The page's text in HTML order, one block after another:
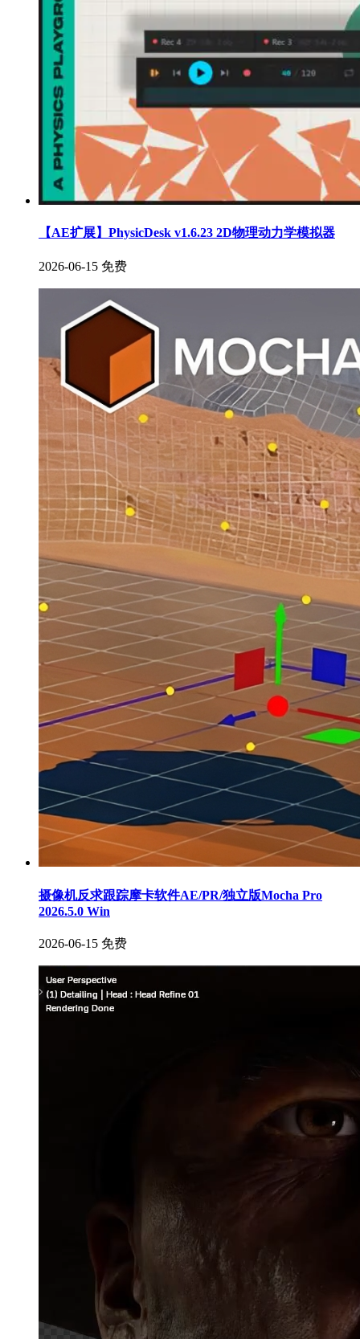
【AE扩展】PhysicDesk v1.6.23 2D物理动力学模拟器
2026-06-15 免费
摄像机反求跟踪摩卡软件AE/PR/独立版Mocha Pro
2026.5.0 Win
2026-06-15 免费